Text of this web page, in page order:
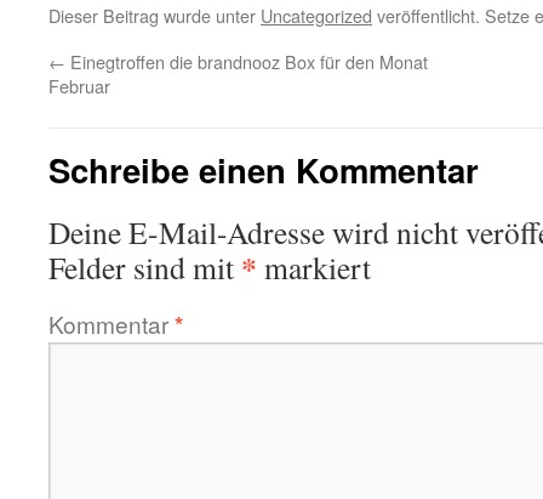
Dieser Beitrag wurde unter Uncategorized veröffentlicht. Setze
← Einegtroffen die brandnooz Box für den Monat
Februar
Schreibe einen Kommentar
Deine E-Mail-Adresse wird nicht
Felder sind mit * markiert
Kommentar*